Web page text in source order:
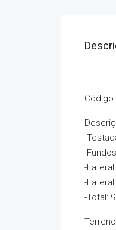
Código
-
-
-
-
-Total: